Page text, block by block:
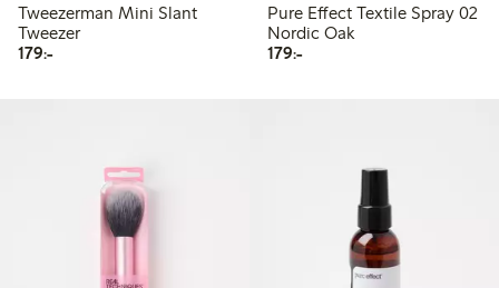
Tweezerman Mini Slant
Tweezer
179:-179,00 kr
Pure Effect Textile Spray 02
Nordic Oak
179:-179,00 kr